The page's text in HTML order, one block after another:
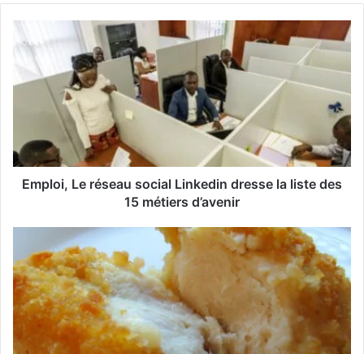
s
i
l
Emploi, Le réseau social Linkedin dresse la liste des
15 métiers d’avenir